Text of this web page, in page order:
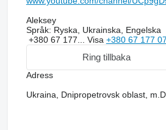
Aleksey
Språk: Ryska, Ukrainska, Engelska
+380 67 177... Visa +380 67 177
Ring tillbaka
Adress
Ukraina, Dnipropetrovsk oblast,